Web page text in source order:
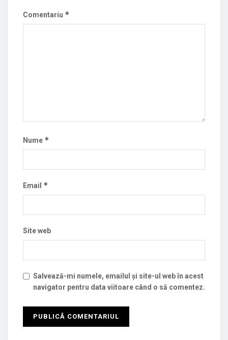
Comentariu *
Nume *
Email *
Site web
Salvează-mi numele, emailul și site-ul web în acest
navigator pentru data viitoare când o să comentez.